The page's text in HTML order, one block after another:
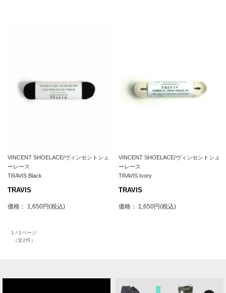
VINCENT SHOELACE/ヴィンセントシュ
ーレース
TRAVIS Black
TRAVIS
価格： 1,650円(税込)
VINCENT SHOELACE/ヴィンセントシュ
ーレース
TRAVIS Ivory
TRAVIS
価格： 1,650円(税込)
1 / 1ページ
（全2件）